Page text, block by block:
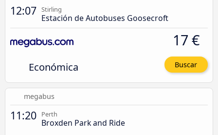
12:07 Stirling
Estación de Autobuses Goosecroft
Económica
17 €
Buscar
megabus
11:20 Perth
Broxden Park and Ride